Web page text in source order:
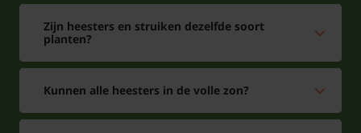
Zijn heesters en struiken dezelfde soort
planten?
Kunnen alle heesters in de volle zon?